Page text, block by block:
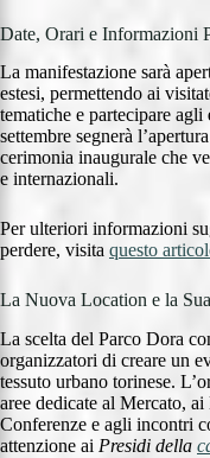
Date, Orari e Informazioni
La manifestazione sarà
estesi, permettendo ai
tematiche e partecipare agli
settembre segnerà
cerimonia inaugurale che
e internazionali.
Per ulteriori informazioni
perdere, visita questo
La Nuova Location e la
La scelta del Parco Dora
organizzatori di creare un
tessuto urbano torinese.
aree dedicate al Mercato,
Conferenze e agli incontri
attenzione ai Presidi della